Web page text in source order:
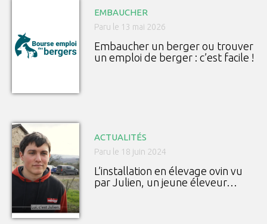
EMBAUCHER
Paru le 13 mai 2026
Embaucher un berger ou trouver
un emploi de berger : c’est facile !
ACTUALITÉS
Paru le 18 juin 2024
L’installation en élevage ovin vu
par Julien, un jeune éleveur…